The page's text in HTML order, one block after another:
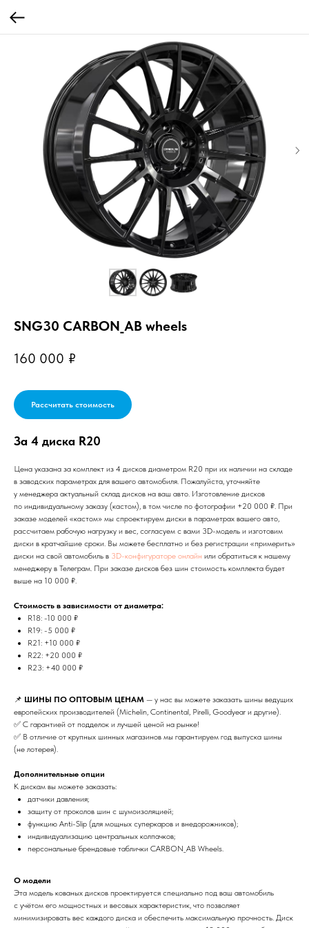
SNG30 CARBON_AB wheels
160 000 ₽
Рассчитать стоимость
За 4 диска R20
Цена указана за комплект из 4 дисков диаметром R20 при их наличии на складе
в заводских параметрах для вашего автомобиля. Пожалуйста, уточняйте
у менеджера актуальный склад дисков на ваш авто. Изготовление дисков
по индивидуальному заказу (кастом), в том числе по фотографии +20 000 ₽. При
заказе моделей «кастом» мы спроектируем диски в параметрах вашего авто,
рассчитаем рабочую нагрузку и вес, согласуем с вами 3D-модель и изготовим
диски в кратчайшие сроки. Вы можете бесплатно и без регистрации «примерить»
диски на свой автомобиль в 3D-конфигураторе онлайн или обратиться к нашему
менеджеру в Телеграм. При заказе дисков без шин стоимость комплекта будет
выше на 10 000 ₽.
Стоимость в зависимости от диаметра:
R18: -10 000 ₽
R19: -5 000 ₽
R21: +10 000 ₽
R22: +20 000 ₽
R23: +40 000 ₽
📌 ШИНЫ ПО ОПТОВЫМ ЦЕНАМ — у нас вы можете заказать шины ведущих
европейских производителей (Michelin, Continental, Pirelli, Goodyear и другие).
✅ С гарантией от подделок и лучшей ценой на рынке!
✅ В отличие от крупных шинных магазинов мы гарантируем год выпуска шины
(не лотерея).
Дополнительные опции
К дискам вы можете заказать:
датчики давления;
защиту от проколов шин с шумоизоляцией;
функцию Anti-Slip (для мощных суперкаров и внедорожников);
индивидуализацию центральных колпачков;
персональные брендовые таблички CARBON_AB Wheels.
О модели
Эта модель кованых дисков проектируется специально под ваш автомобиль
с учётом его мощностных и весовых характеристик, что позволяет
минимизировать вес каждого диска и обеспечить максимальную прочность. Диск